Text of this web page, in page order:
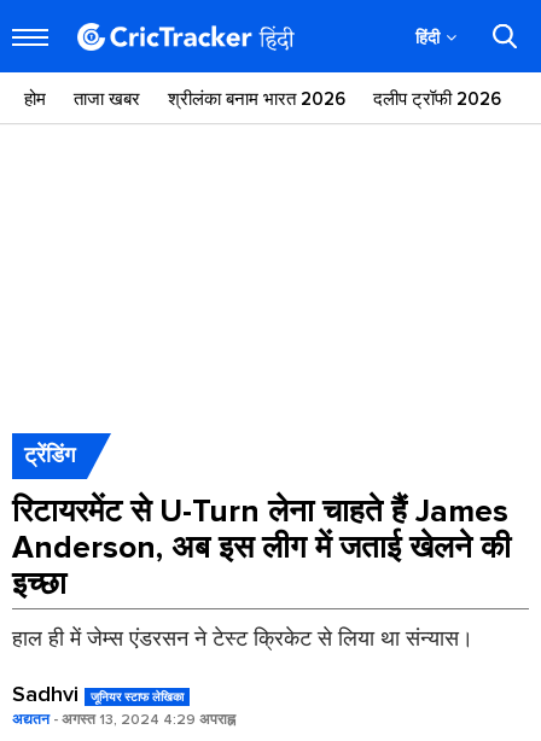
हिंदी
होम ताजा खबर श्रीलंका बनाम भारत 2026 दलीप ट्रॉफी 2026
ट्रेंडिंग
रिटायरमेंट से U-Turn लेना चाहते हैं James
Anderson, अब इस लीग में जताई खेलने की
इच्छा
हाल ही में जेम्स एंडरसन ने टेस्ट क्रिकेट से लिया था संन्यास।
Sadhvi जूनियर स्टाफ लेखिका
अद्यतन- अगस्त 13, 2024 4:29 अपराह्न